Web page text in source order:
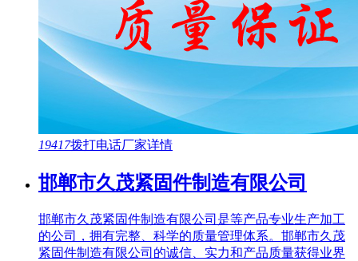
19417拨打电话厂家详情
邯郸市久茂紧固件制造有限公司
邯郸市久茂紧固件制造有限公司是等产品专业生产加工
的公司，拥有完整、科学的质量管理体系。邯郸市久茂
紧固件制造有限公司的诚信、实力和产品质量获得业界